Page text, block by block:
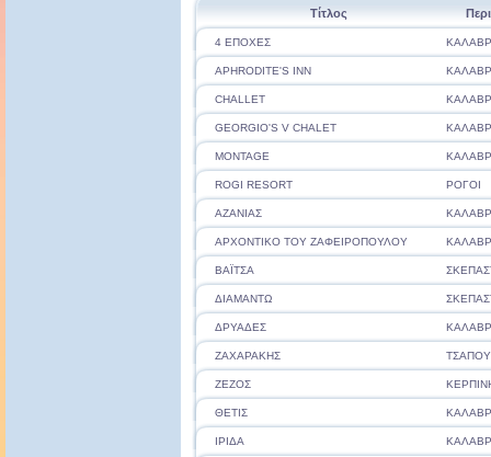
Τίτλος
4 ΕΠΟΧΕΣ
APHRODITE'S INN
CHALLET
GEORGIO'S V CHALET
MONTAGE
ROGΙ RESORT ΡΟΓΟΙ
ΑΖΑΝΙΑΣ
ΑΡΧΟΝΤΙΚΟ ΤΟΥ ΖΑΦΕΙΡΟΠΟΥΛΟΥ
ΒΑΪΤΣΑ
ΔΙΑΜΑΝΤΩ
ΔΡΥΑΔΕΣ
ΖΑΧΑΡΑΚΗΣ
ΖΕΖΟΣ
ΘΕΤΙΣ
ΙΡΙΔΑ